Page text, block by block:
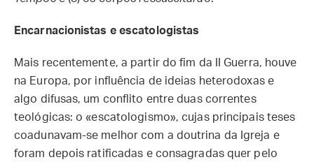
Encarnacionistas e escatologistas
Mais recentemente, a partir do fim da II Guerra, houve
na Europa, por influência de ideias heterodoxas e
algo difusas, um conflito entre duas correntes
teológicas: o «escatologismo», cujas principais teses
coadunavam-se melhor com a doutrina da Igreja e
foram depois ratificadas e consagradas quer pelo